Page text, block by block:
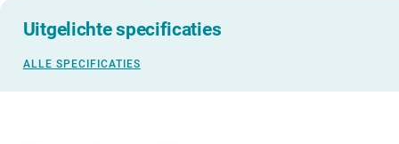
Uitgelichte specificaties
ALLE SPECIFICATIES